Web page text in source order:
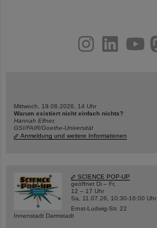
youtubehelmholtz.socialfacebook
Mittwoch, 19.08.2026, 14 Uhr
Warum existiert nicht einfach nichts?
Hannah Elfner,
GSI/FAIR/Goethe-Universität
Anmeldung und weitere Informationen
SCIENCE POP-UP
geöffnet Di – Fr,
12 – 17 Uhr
Sa, 11.07.26, 10:30-16:00 Uhr
Ernst-Ludwig-Str. 22
Innenstadt Darmstadt